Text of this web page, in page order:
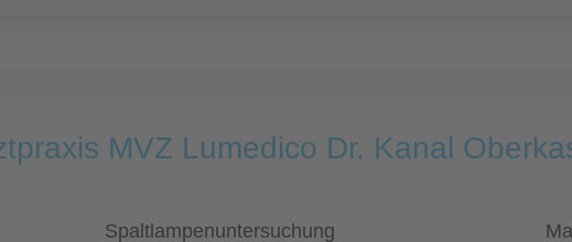
MVZ Lumedico Dr. Kanal
Spaltlampenuntersuchung